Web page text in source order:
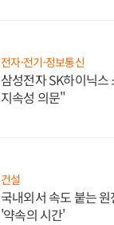
전자·전기·정보통신
삼성전자 SK하이닉
지속성 의문"
건설
국내외서 속도 붙는
'약속의 시간'